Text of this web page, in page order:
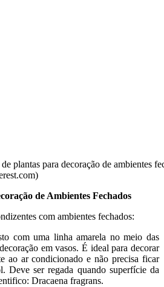
plantas para decoração de ambientes
de Ambientes Fechados
com ambientes fechados:
com uma linha amarela no meio das
em vasos. É ideal para decorar
ao ar condicionado e não precisa ficar
Deve ser regada quando superfície da
Dracaena fragrans.